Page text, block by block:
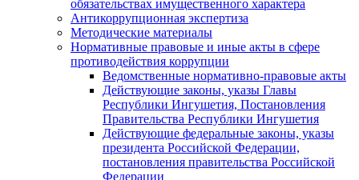
обязательствах имущественного характера
Антикоррупционная экспертиза
Методические материалы
Нормативные правовые и иные акты в сфере
противодействия коррупции
Ведомственные нормативно-правовые акты
Действующие законы, указы Главы
Республики Ингушетия, Постановления
Правительства Республики Ингушетия
Действующие федеральные законы, указы
президента Российской Федерации,
постановления правительства Российской
Федерации